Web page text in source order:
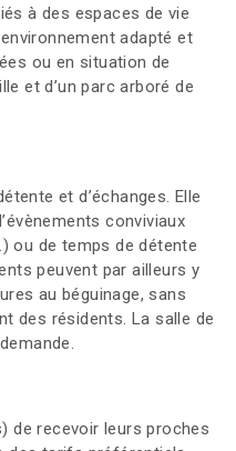
à des espaces de vie
adapté et
ou en situation de
et d’un parc arboré de
et d’échanges. Elle
conviviaux
ou de temps de détente
peuvent par ailleurs y
au béguinage, sans
des résidents. La salle de
de recevoir leurs proches